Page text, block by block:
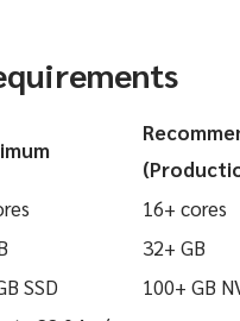
16+ cores
32+ GB
SSD
100+ GB